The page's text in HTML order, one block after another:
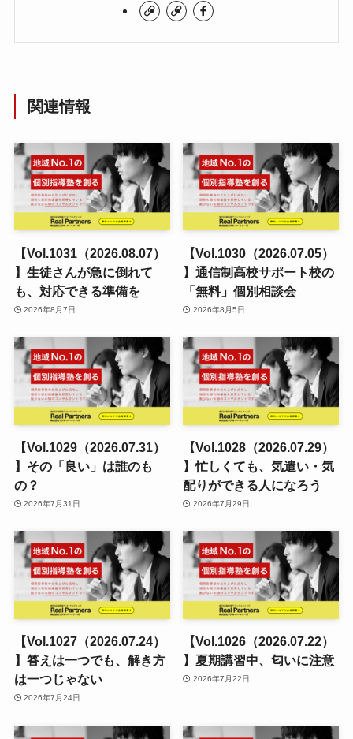
関連情報
【Vol.1031（2026.08.07）
】生徒さんが急に倒れて
も、対応できる準備を
2026年8月7日
【Vol.1030（2026.07.05）
】通信制高校サポート校の
「無料」個別相談会
2026年8月5日
【Vol.1029（2026.07.31）
】その「良い」は誰のも
の？
2026年7月31日
【Vol.1028（2026.07.29）
】忙しくても、気遣い・気
配りができる人になろう
2026年7月29日
【Vol.1027（2026.07.24）
】答えは一つでも、解き方
は一つじゃない
2026年7月24日
【Vol.1026（2026.07.22）
】夏期講習中、匂いに注意
2026年7月22日